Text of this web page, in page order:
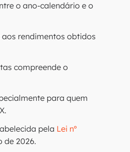
o ano-calendário e o
aos rendimentos obtidos
compreende o
para quem
pela Lei nº
de 2026.